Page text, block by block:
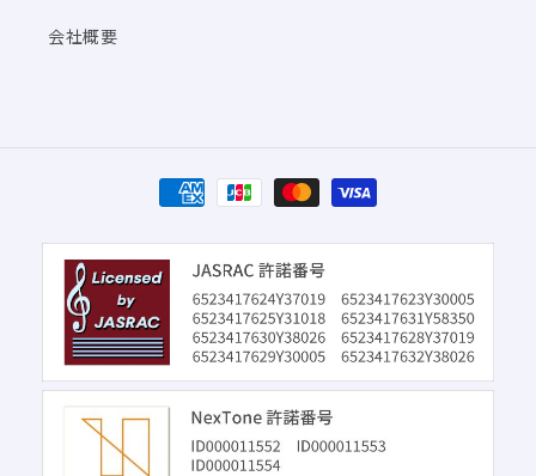
会社概要
決
済
方
法